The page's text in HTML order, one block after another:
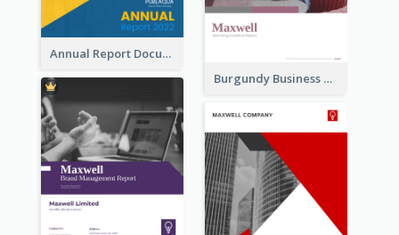
Annual Report Documents Reports
Burgundy Business Reports